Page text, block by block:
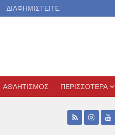
ΔΙΑΦΗΜΙΣΤΕΙΤΕ
ΑΘΛΗΤΙΣΜΟΣ ΠΕΡΙΣΣΟΤΕΡΑ